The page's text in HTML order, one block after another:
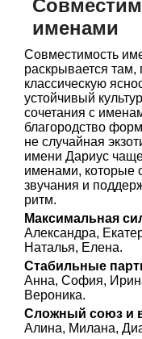
именами
Совместимость
раскрывается там,
классическую
устойчивый
сочетания с
благородство
не случайная
имени Дариус
именами, которые
звучания и
ритм.
Максимальная
Александра,
Наталья, Елена.
Стабильные
Анна, София,
Вероника.
Сложный союз и
Алина, Милана,